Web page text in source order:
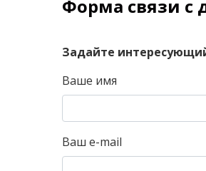
Форма связи с
Задайте
Ваше имя
Ваш e-mail